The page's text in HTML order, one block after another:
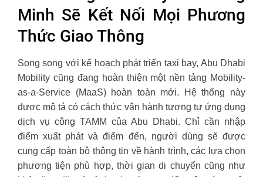
Minh Sẽ Kết Nối Mọi Phương
Thức Giao Thông
Song song với kế hoạch phát triển taxi bay, Abu Dhabi
Mobility cũng đang hoàn thiện một nền tảng Mobility-
as-a-Service (MaaS) hoàn toàn mới. Hệ thống này
được mô tả có cách thức vận hành tương tự ứng dụng
dịch vụ công TAMM của Abu Dhabi. Chỉ cần nhập
điểm xuất phát và điểm đến, người dùng sẽ được
cung cấp toàn bộ thông tin về hành trình, các lựa chọn
phương tiện phù hợp, thời gian di chuyển cũng như